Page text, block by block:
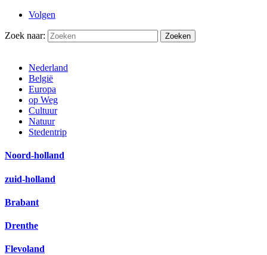
Volgen
Zoek naar:
Nederland
België
Europa
op Weg
Cultuur
Natuur
Stedentrip
Noord-holland
zuid-holland
Brabant
Drenthe
Flevoland